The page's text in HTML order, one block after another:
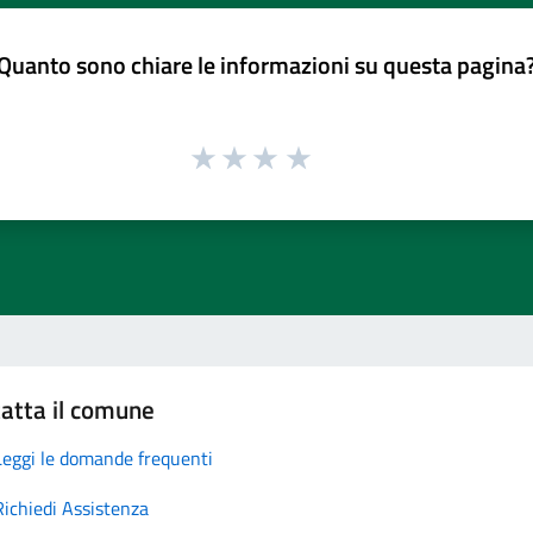
sono chiare le informazioni su questa
il comune
le domande frequenti
Assistenza